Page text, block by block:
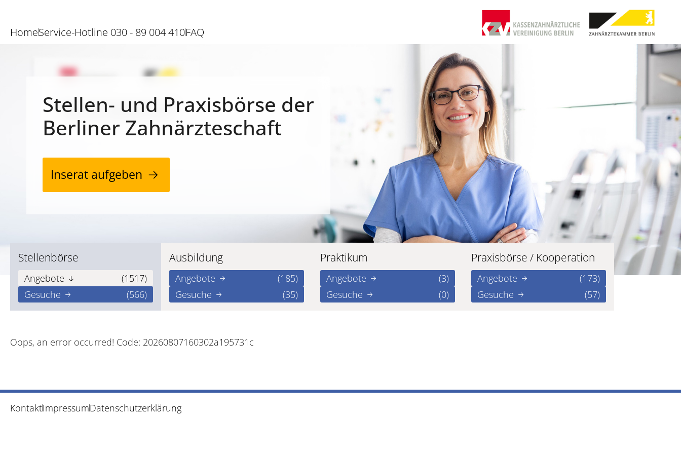
HomeService-Hotline 030 - 89 004 410FAQ
Stellen- und Praxisbörse der
Berliner Zahnärzteschaft
Inserat aufgeben
Stellenbörse
Angebote
(1517)
Gesuche
(566)
Ausbildung
Angebote
(185)
Gesuche
(35)
Praktikum
Angebote
(3)
Gesuche
(0)
Praxisbörse / Kooperation
Angebote
(173)
Gesuche
(57)
Oops, an error occurred! Code: 20260807160302a195731c
KontaktImpressumDatenschutzerklärung